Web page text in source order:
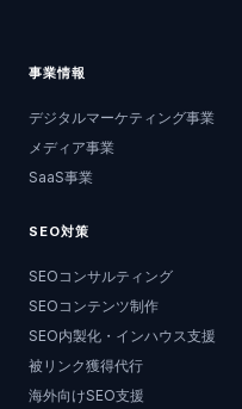
事業情報
デジタルマーケティング事業
メディア事業
SaaS事業
SEO対策
SEOコンサルティング
SEOコンテンツ制作
SEO内製化・インハウス支援
被リンク獲得代行
海外向けSEO支援